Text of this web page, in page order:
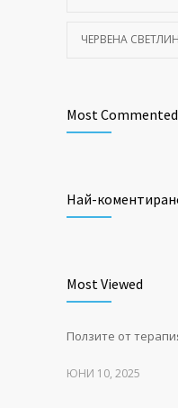
ЧЕРВЕНА
Most Commented
Най-
Most Viewed
Ползите от
ЮНИ 10, 2025